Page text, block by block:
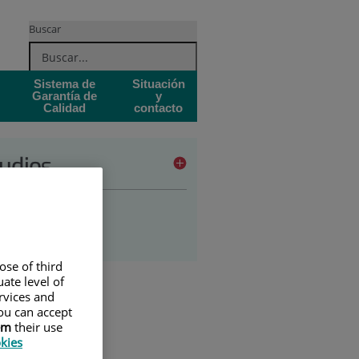
Buscar
Sistema de
Garantía de
Calidad
Situación
y
contacto
of third
level of
and
can accept
their use